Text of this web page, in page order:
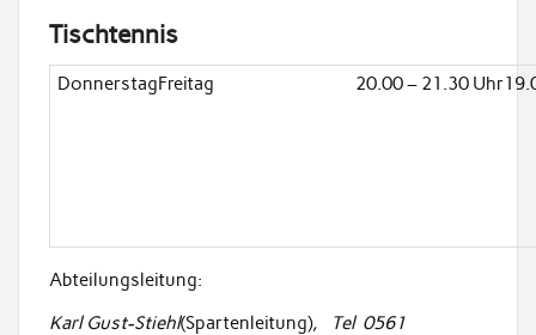
Tischtennis
DonnerstagFreitag 20.00 – 21.30
Abteilungsleitung:
Karl Gust-Stiehl(Spartenleitung), Tel 0561